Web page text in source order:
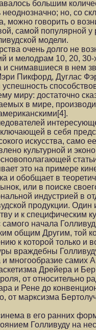
большим
но, со
можно говорить о
самой популярной у
модели.
очень долго не
и мелодрам 10, 20, 30-
снимавшиеся в нем
Пикфорд, Дуглас
миру: достаточно
в мире,
в себя
искусства, само
культурной и
это на примере
и обобщает в
или в поиске
индустрией в
продукции.
и к специфическим
начала
общим Другим, той
к которой только и
враждебны
многообразие самих
Дрейера и
от относительно
и Рене до
марксизма
в его ранних
Голливуду на